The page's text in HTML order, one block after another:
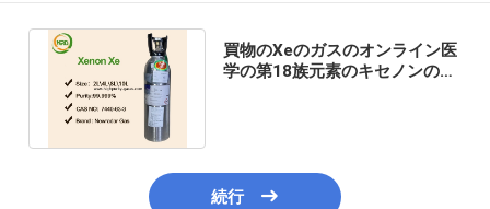
買物のXeのガスのオンライン医
学の第18族元素のキセノンの気
続行